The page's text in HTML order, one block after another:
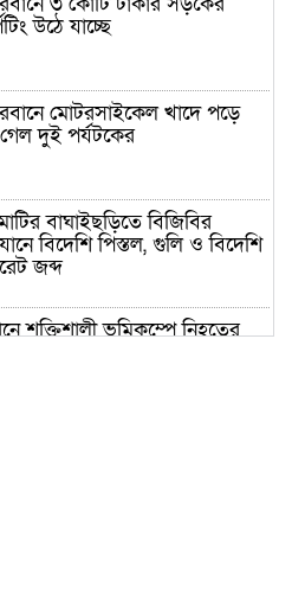
উঠে যাচ্ছে
মোটরসাইকেল খাদে পড়ে
গেল দুই পর্যটকের
বাঘাইছড়িতে বিজিবির
বিদেশি পিস্তল, গুলি ও বিদেশি
জব্দ
শক্তিশালী ভূমিকম্পে নিহতের